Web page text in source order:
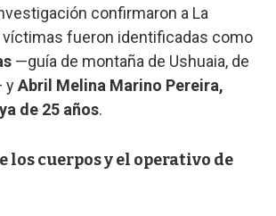
confirmaron a La
víctimas fueron identificadas como
—guía de montaña de Ushuaia, de
yAbril Melina Marino Pereira,
de 25 años.
los cuerpos y el operativo de